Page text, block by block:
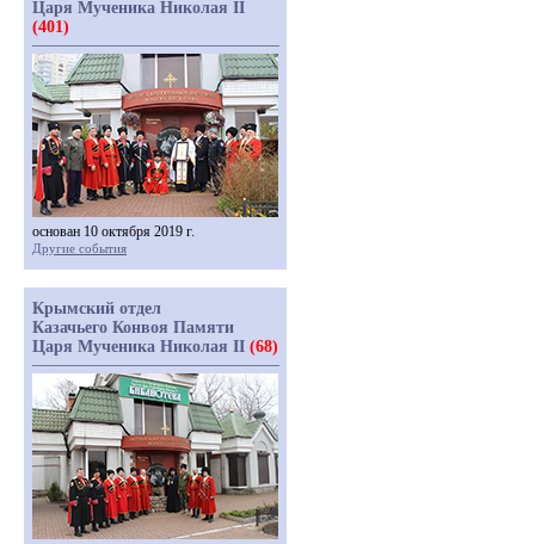
Царя Мученика Николая II
(401)
основан 10 октября 2019 г.
Другие события
Крымский отдел
Казачьего Конвоя Памяти
Царя Мученика Николая II (68)